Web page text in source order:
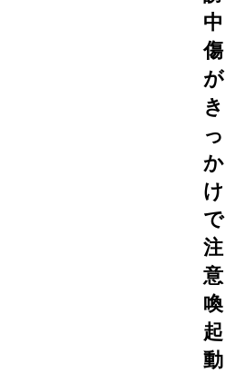
中
傷
が
き
っ
か
け
で
注
意
喚
起
動